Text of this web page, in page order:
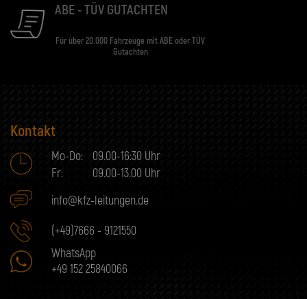
ABE - TÜV GUTACHTEN
Für über 20.000 Fahrzeuge mit ABE oder TÜV
Gutachten
Kontakt
Mo-Do:
09.00-16:30 Uhr
Fr:
09.00-13.00 Uhr
info@kfz-leitungen.de
(+49)7666 - 9121550
WhatsApp
+49 152 25840066